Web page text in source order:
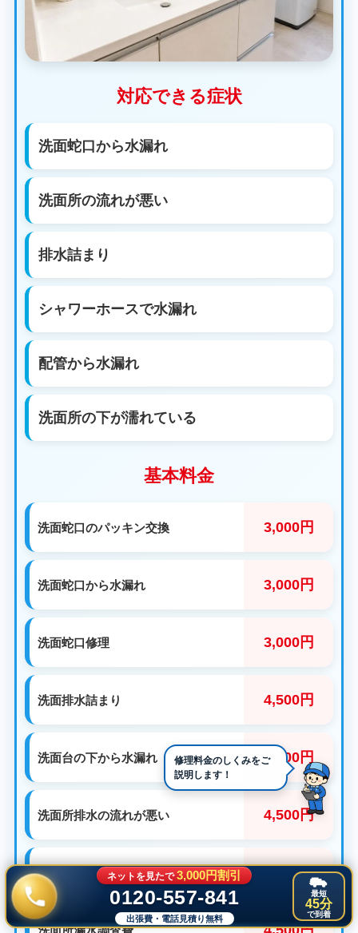
対応できる症状
洗面蛇口から水漏れ
洗面所の流れが悪い
排水詰まり
シャワーホースで水漏れ
配管から水漏れ
洗面所の下が濡れている
基本料金
洗面蛇口のパッキン交換 3,000円
洗面蛇口から水漏れ 3,000円
洗面蛇口修理 3,000円
洗面排水詰まり 4,500円
洗面台の下から水漏れ 3,000円
洗面所排水の流れが悪い 4,500円
洗面所蛇口の取替 3,000円
洗面所漏水調査費
ネットを見たで3,000円割引
0120-557-841
出張費・電話見積り無料
最短
45分
で到着